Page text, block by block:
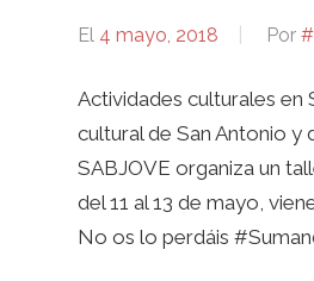
El 4 mayo, 2018 Por
Actividades culturales
cultural de San Antonio y
SABJOVE organiza un
del 11 al 13 de mayo,
No os lo perdáis